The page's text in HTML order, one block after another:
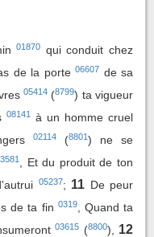
01870 qui conduit chez
de la porte 06607 de sa
05414 (8799) ta vigueur
08141à un homme cruel
02114(8801) ne se
, Et du produit de ton
05237; 11 De peur
de ta fin 0319, Quand ta
03615 (8800), 12